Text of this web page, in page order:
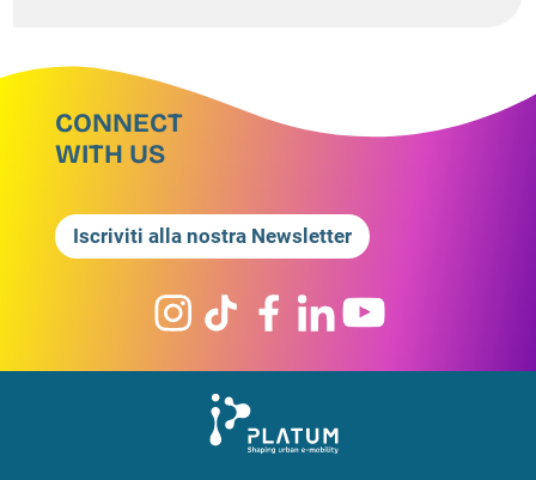
CONNECT
WITH US
Iscriviti alla nostra Newsletter